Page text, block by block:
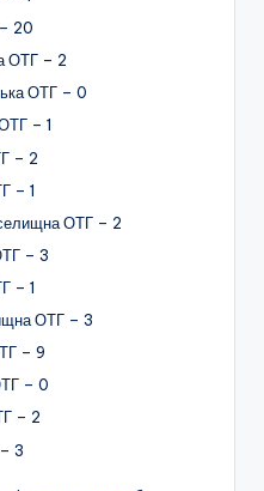
20
ОТГ – 2
ОТГ – 0
– 1
– 2
– 1
ОТГ – 2
– 3
– 1
ОТГ – 3
– 9
– 0
– 2
3